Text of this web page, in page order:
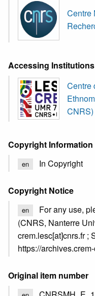
Centre
Accessing Institutions
Centre
CNRS)
Copyright Information
en In Copyright
Copyright Notice
en
For any use,
(CNRS, Nanterre
crem.lesc[at]cnrs.fr ;
https://
Original item number